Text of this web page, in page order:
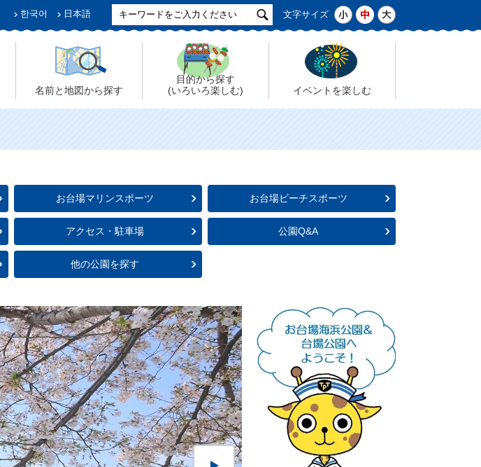
한국어 日本語 文字サイズ
名前と地図から探す
目的から探す
(いろいろ楽しむ)
イベントを楽しむ
お台場マリンスポーツ お台場ビーチスポーツ
アクセス・駐車場 公園Q&A
他の公園を探す